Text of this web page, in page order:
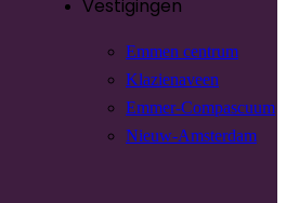
Vestigingen
Emmen centrum
Klazienaveen
Emmer-Compascuum
Nieuw-Amsterdam